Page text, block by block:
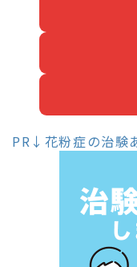
PR↓花粉症の治験